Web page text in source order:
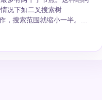
，搜索范围就缩小一半。对
衡树（如AVL树）和红黑